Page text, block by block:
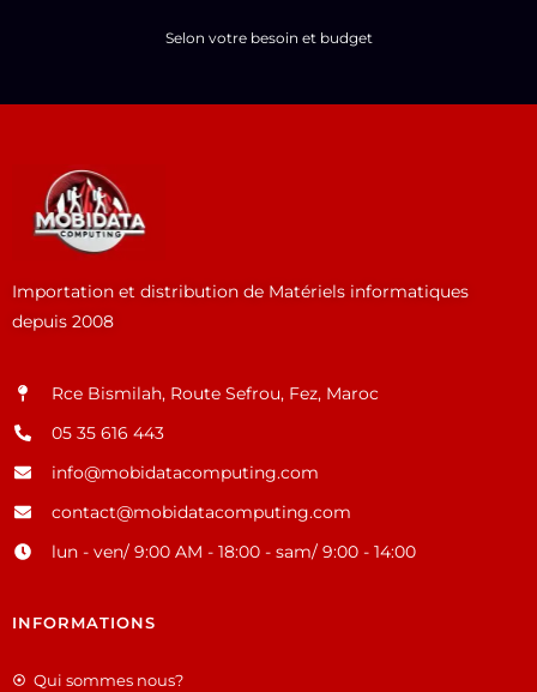
Selon votre besoin et budget
Importation et distribution de Matériels informatiques
depuis 2008
Rce Bismilah, Route Sefrou, Fez, Maroc
05 35 616 443
info@mobidatacomputing.com
contact@mobidatacomputing.com
lun - ven/ 9:00 AM - 18:00 - sam/ 9:00 - 14:00
INFORMATIONS
Qui sommes nous?